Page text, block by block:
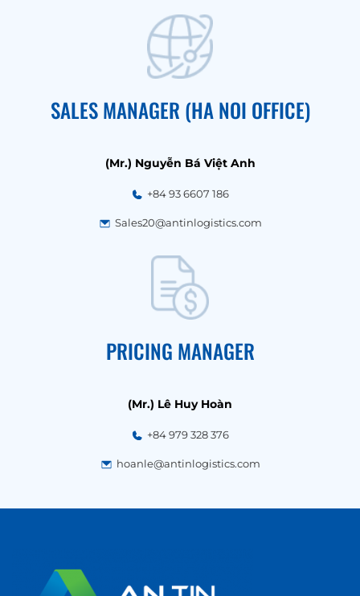
SALES MANAGER (HA NOI OFFICE)
(Mr.) Nguyễn Bá Việt Anh
+84 93 6607 186
Sales20@antinlogistics.com
PRICING MANAGER
(Mr.) Lê Huy Hoàn
+84 979 328 376
hoanle@antinlogistics.com